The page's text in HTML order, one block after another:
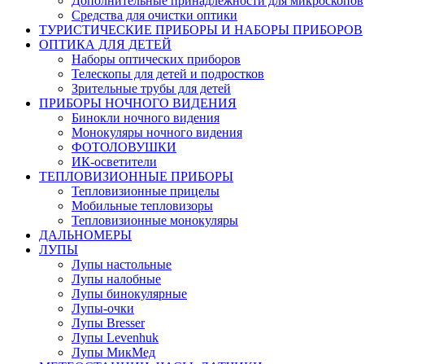
Средства для очистки оптики
ТУРИСТИЧЕСКИЕ ПРИБОРЫ И НАБОРЫ ПРИБОРОВ
ОПТИКА ДЛЯ ДЕТЕЙ
Наборы оптических приборов
Телескопы для детей и подростков
Зрительные трубы для детей
ПРИБОРЫ НОЧНОГО ВИДЕНИЯ
Бинокли ночного видения
Монокуляры ночного видения
ФОТОЛОВУШКИ
ИК-осветители
ТЕПЛОВИЗИОННЫЕ ПРИБОРЫ
Тепловизионные прицелы
Мобильные тепловизоры
Тепловизионные монокуляры
ДАЛЬНОМЕРЫ
ЛУПЫ
Лупы настольные
Лупы налобные
Лупы бинокулярные
Лупы-очки
Лупы Bresser
Лупы Levenhuk
Лупы МикМед